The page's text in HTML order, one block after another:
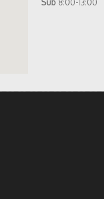
Sub 8:00-13:00